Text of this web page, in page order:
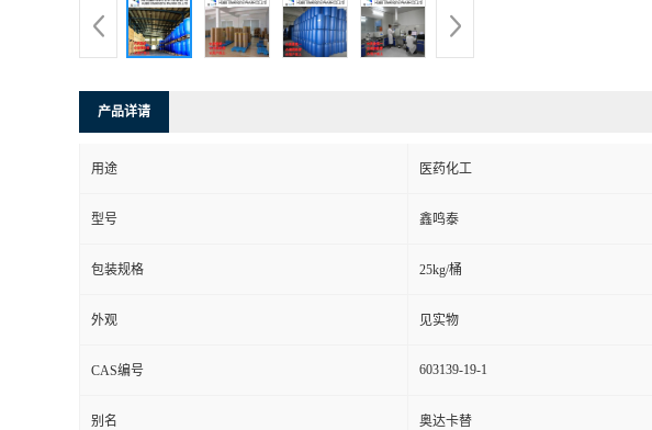
产品详请
用途 医药化工
型号 鑫鸣泰
包装规格 25kg/桶
外观 见实物
CAS编号 603139-19-1
别名 奥达卡替